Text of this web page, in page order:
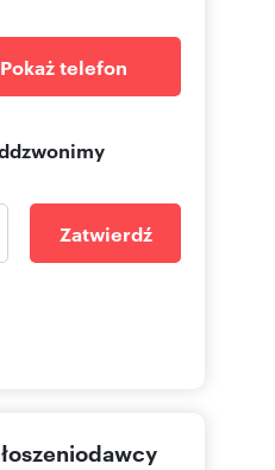
Pokaż telefon
Zatwierdź